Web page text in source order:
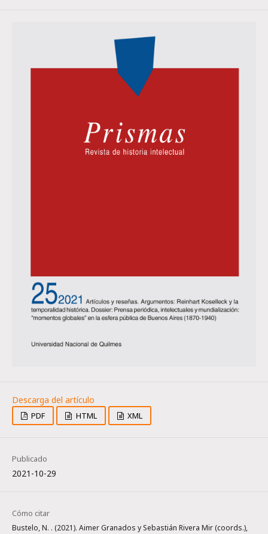
PDF HTML XML
Publicado
2021-10-29
Cómo citar
Bustelo, N. . (2021). Aimer Granados y Sebastián Rivera Mir (coords.),